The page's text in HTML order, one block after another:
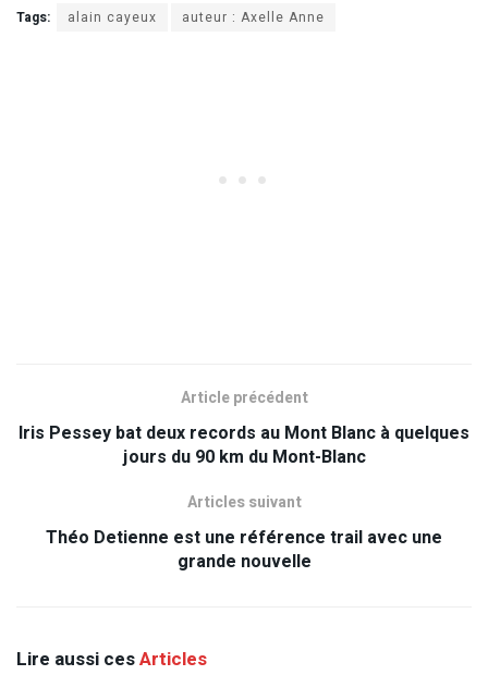
Tags: alain cayeux auteur : Axelle Anne
Article précédent
Iris Pessey bat deux records au Mont Blanc à quelques
jours du 90 km du Mont-Blanc
Articles suivant
Théo Detienne est une référence trail avec une
grande nouvelle
Lire aussi cesArticles